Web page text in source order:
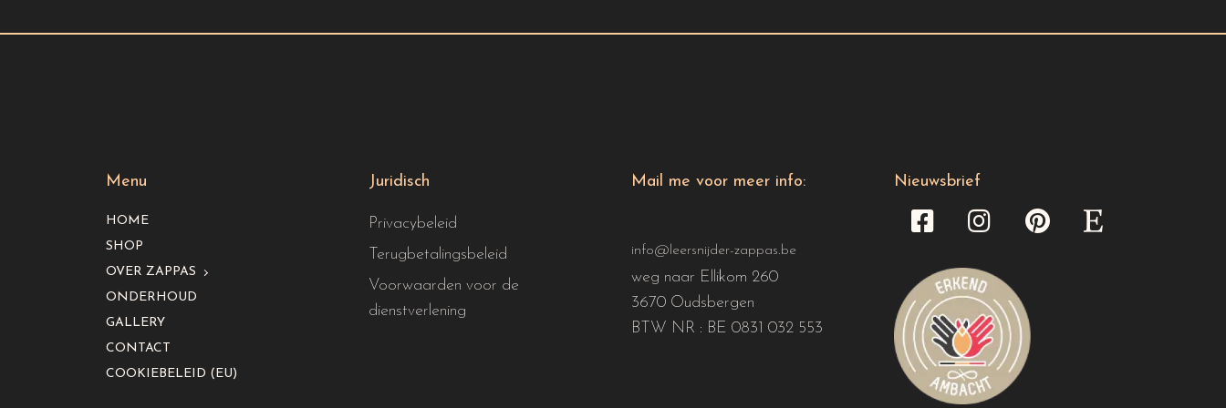
Menu
HOME
SHOP
OVER ZAPPAS
ONDERHOUD
GALLERY
CONTACT
COOKIEBELEID (EU)
Juridisch
Privacybeleid
Terugbetalingsbeleid
Voorwaarden voor de
dienstverlening
Mail me voor meer info:
info@leersnijder-zappas.be
weg naar Ellikom 260
3670 Oudsbergen
BTW NR : BE 0831 032 553
Nieuwsbrief